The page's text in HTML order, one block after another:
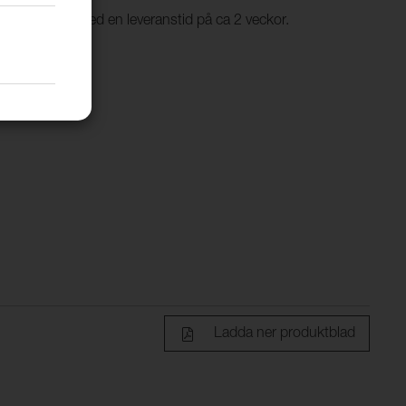
med en leveranstid på ca 2 veckor.
Ladda ner produktblad